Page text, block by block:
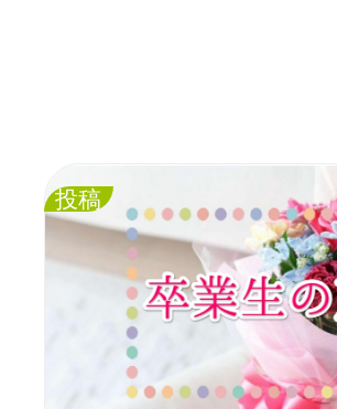
投稿